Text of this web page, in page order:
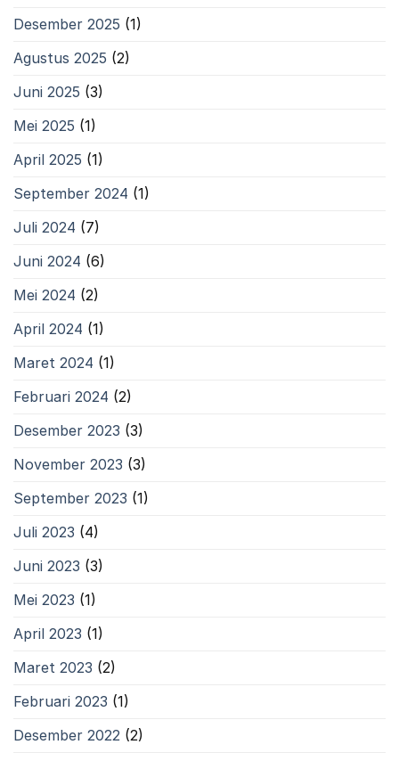
Desember 2025 (1)
Agustus 2025 (2)
Juni 2025 (3)
Mei 2025 (1)
April 2025 (1)
September 2024 (1)
Juli 2024 (7)
Juni 2024 (6)
Mei 2024 (2)
April 2024 (1)
Maret 2024 (1)
Februari 2024 (2)
Desember 2023 (3)
November 2023 (3)
September 2023 (1)
Juli 2023 (4)
Juni 2023 (3)
Mei 2023 (1)
April 2023 (1)
Maret 2023 (2)
Februari 2023 (1)
Desember 2022 (2)